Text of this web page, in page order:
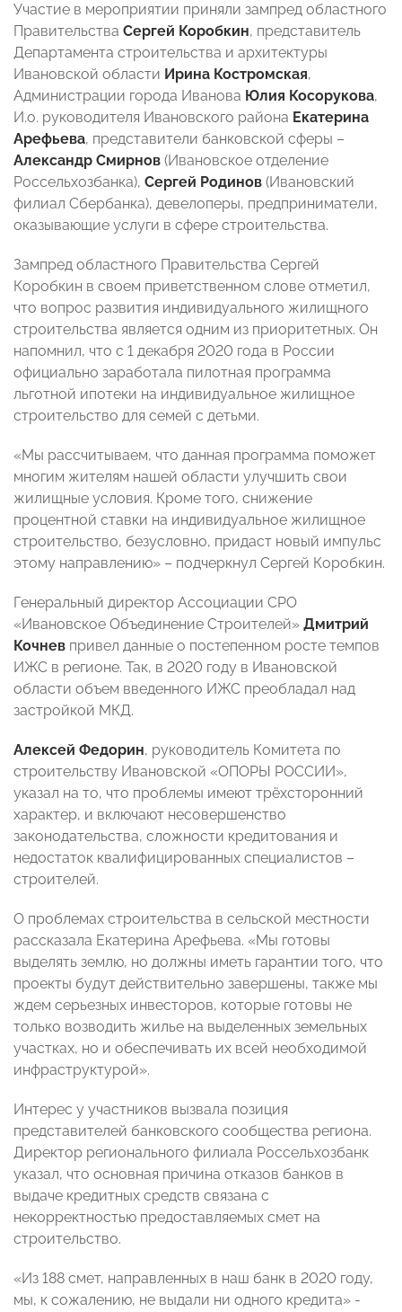
Участие в мероприятии приняли зампред областного
Правительства Сергей Коробкин, представитель
Департамента строительства и архитектуры
Ивановской области Ирина Костромская,
Администрации города Иванова Юлия Косорукова,
И.о. руководителя Ивановского района Екатерина
Арефьева, представители банковской сферы –
Александр Смирнов (Ивановское отделение
Россельхозбанка), Сергей Родинов (Ивановский
филиал Сбербанка), девелоперы, предприниматели,
оказывающие услуги в сфере строительства.
Зампред областного Правительства Сергей
Коробкин в своем приветственном слове отметил,
что вопрос развития индивидуального жилищного
строительства является одним из приоритетных. Он
напомнил, что с 1 декабря 2020 года в России
официально заработала пилотная программа
льготной ипотеки на индивидуальное жилищное
строительство для семей с детьми.
«Мы рассчитываем, что данная программа поможет
многим жителям нашей области улучшить свои
жилищные условия. Кроме того, снижение
процентной ставки на индивидуальное жилищное
строительство, безусловно, придаст новый импульс
этому направлению» – подчеркнул Сергей Коробкин.
Генеральный директор Ассоциации СРО
«Ивановское Объединение Строителей» Дмитрий
Кочнев привел данные о постепенном росте темпов
ИЖС в регионе. Так, в 2020 году в Ивановской
области объем введенного ИЖС преобладал над
застройкой МКД.
Алексей Федорин, руководитель Комитета по
строительству Ивановской «ОПОРЫ РОССИИ»,
указал на то, что проблемы имеют трёхсторонний
характер, и включают несовершенство
законодательства, сложности кредитования и
недостаток квалифицированных специалистов –
строителей.
О проблемах строительства в сельской местности
рассказала Екатерина Арефьева. «Мы готовы
выделять землю, но должны иметь гарантии того, что
проекты будут действительно завершены, также мы
ждем серьезных инвесторов, которые готовы не
только возводить жилье на выделенных земельных
участках, но и обеспечивать их всей необходимой
инфраструктурой».
Интерес у участников вызвала позиция
представителей банковского сообщества региона.
Директор регионального филиала Россельхозбанк
указал, что основная причина отказов банков в
выдаче кредитных средств связана с
некорректностью предоставляемых смет на
строительство.
«Из 188 смет, направленных в наш банк в 2020 году,
мы, к сожалению, не выдали ни одного кредита» -